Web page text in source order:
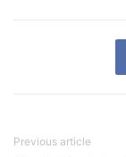
Previous article